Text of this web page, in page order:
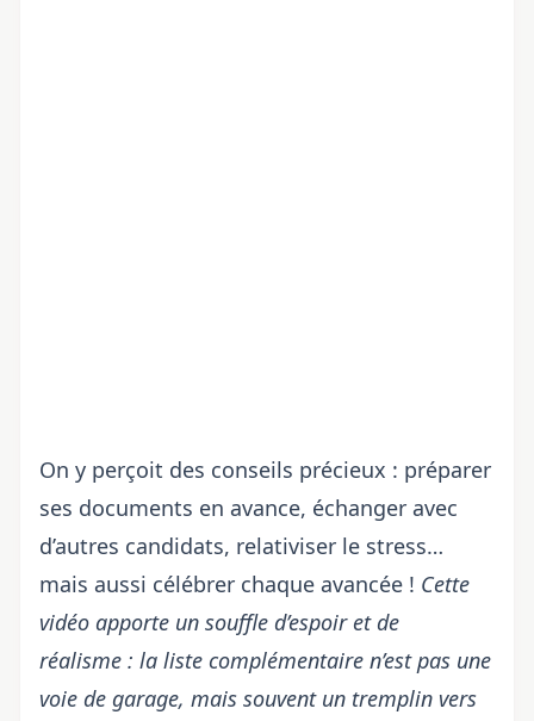
On y perçoit des conseils précieux : préparer
ses documents en avance, échanger avec
d’autres candidats, relativiser le stress…
mais aussi célébrer chaque avancée ! Cette
vidéo apporte un souffle d’espoir et de
réalisme : la liste complémentaire n’est pas une
voie de garage, mais souvent un tremplin vers